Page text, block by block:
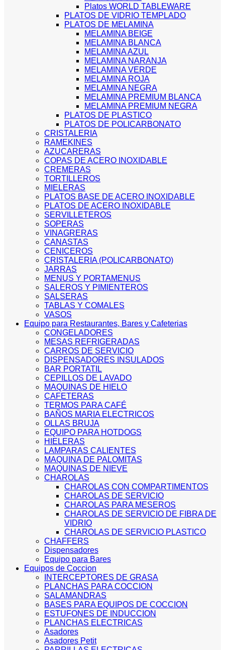
Platos WORLD TABLEWARE
PLATOS DE VIDRIO TEMPLADO
PLATOS DE MELAMINA
MELAMINA BEIGE
MELAMINA BLANCA
MELAMINA AZUL
MELAMINA NARANJA
MELAMINA VERDE
MELAMINA ROJA
MELAMINA NEGRA
MELAMINA PREMIUM BLANCA
MELAMINA PREMIUM NEGRA
PLATOS DE PLASTICO
PLATOS DE POLICARBONATO
CRISTALERIA
RAMEKINES
AZUCARERAS
COPAS DE ACERO INOXIDABLE
CREMERAS
TORTILLEROS
MIELERAS
PLATOS BASE DE ACERO INOXIDABLE
PLATOS DE ACERO INOXIDABLE
SERVILLETEROS
SOPERAS
VINAGRERAS
CANASTAS
CENICEROS
CRISTALERIA (POLICARBONATO)
JARRAS
MENUS Y PORTAMENUS
SALEROS Y PIMIENTEROS
SALSERAS
TABLAS Y COMALES
VASOS
Equipo para Restaurantes, Bares y Cafeterias
CONGELADORES
MESAS REFRIGERADAS
CARROS DE SERVICIO
DISPENSADORES INSULADOS
BAR PORTATIL
CEPILLOS DE LAVADO
MAQUINAS DE HIELO
CAFETERAS
TERMOS PARA CAFÉ
BAÑOS MARIA ELECTRICOS
OLLAS BRUJA
EQUIPO PARA HOTDOGS
HIELERAS
LAMPARAS CALIENTES
MAQUINA DE PALOMITAS
MAQUINAS DE NIEVE
CHAROLAS
CHAROLAS CON COMPARTIMENTOS
CHAROLAS DE SERVICIO
CHAROLAS PARA MESEROS
CHAROLAS DE SERVICIO DE FIBRA DE
VIDRIO
CHAROLAS DE SERVICIO PLASTICO
CHAFFERS
Dispensadores
Equipo para Bares
Equipos de Coccion
INTERCEPTORES DE GRASA
PLANCHAS PARA COCCION
SALAMANDRAS
BASES PARA EQUIPOS DE COCCION
ESTUFONES DE INDUCCION
PLANCHAS ELECTRICAS
Asadores
Asadores Petit